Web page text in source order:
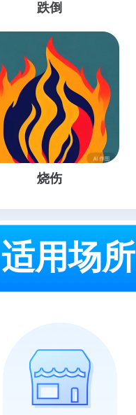
跌倒
烧伤
适用场所